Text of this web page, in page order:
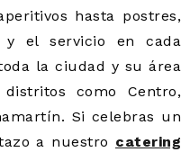
hasta postres,
y el servicio en cada
la ciudad y su área
como Centro,
Si celebras un
a nuestro catering